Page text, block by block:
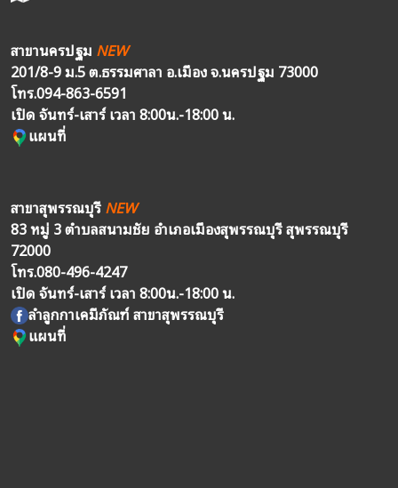
สาขานครปฐม NEW
201/8-9 ม.5 ต.ธรรมศาลา อ.เมือง จ.นครปฐม 73000
โทร.094-863-6591
เปิด จันทร์-เสาร์ เวลา 8:00น.-18:00 น.
แผนที่
สาขาสุพรรณบุรีNEW
83 หมู่ 3 ตำบลสนามชัย อำเภอเมืองสุพรรณบุรี สุพรรณบุรี
72000
โทร.080-496-4247
เปิด จันทร์-เสาร์ เวลา 8:00น.-18:00 น.
ลำลูกกาเคมีภัณฑ์ สาขาสุพรรณบุรี
แผนที่